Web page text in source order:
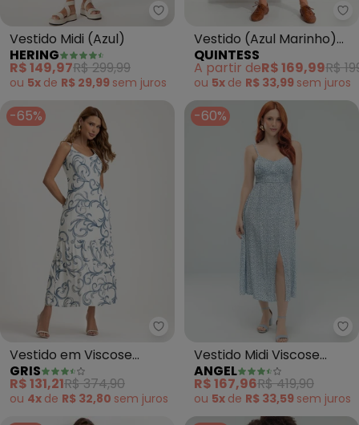
Hering - Vestido Midi (Azul)
Vestido Midi (Azul)
HERING
R$ 149,97R$ 299,99
ou 5x de R$ 29,99 sem juros
Vestido (Azul Marinho)
em Acetinado
QUINTESS
A partir deR$ 169,99R$
ou 5x de R$ 33,99 sem juros
-65%
Gris - Vestido em Viscose
Vestido em Viscose
Estampado (Azul)
GRIS
R$ 131,21R$ 374,90
ou 4x de R$ 32,80 sem juros
-60%
Vestido Midi Viscose
Estampada (Azul)
ANGEL
R$ 167,96R$ 419,90
ou 5x de R$ 33,59 sem juros